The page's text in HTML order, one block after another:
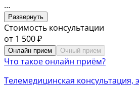
Нарушения детско-
Расстройства личности и
Развернуть
Стоимость консультации
от 1 500₽
Онлайн прием Очный прием
Что такое онлайн приём?
Телемедицинская